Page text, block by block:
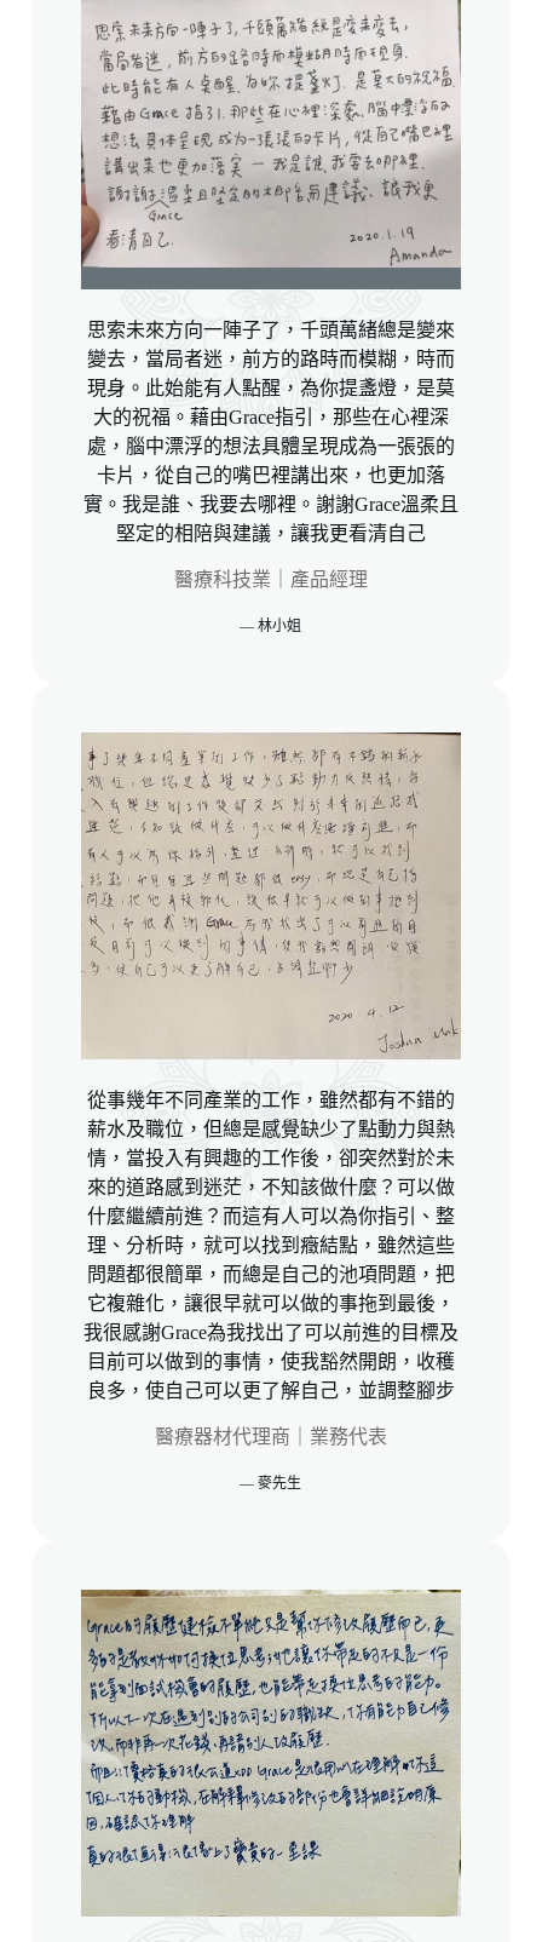
思索未來方向一陣子了，千頭萬緒總是變來
變去，當局者迷，前方的路時而模糊，時而
現身。此始能有人點醒，為你提盞燈，是莫
大的祝福。藉由Grace指引，那些在心裡深
處，腦中漂浮的想法具體呈現成為一張張的
卡片，從自己的嘴巴裡講出來，也更加落
實。我是誰、我要去哪裡。謝謝Grace溫柔且
堅定的相陪與建議，讓我更看清自己
醫療科技業｜產品經理
— 林小姐
從事幾年不同產業的工作，雖然都有不錯的
薪水及職位，但總是感覺缺少了點動力與熱
情，當投入有興趣的工作後，卻突然對於未
來的道路感到迷茫，不知該做什麼？可以做
什麼繼續前進？而這有人可以為你指引、整
理、分析時，就可以找到癥結點，雖然這些
問題都很簡單，而總是自己的池項問題，把
它複雜化，讓很早就可以做的事拖到最後，
我很感謝Grace為我找出了可以前進的目標及
目前可以做到的事情，使我豁然開朗，收穫
良多，使自己可以更了解自己，並調整腳步
醫療器材代理商｜業務代表
— 麥先生